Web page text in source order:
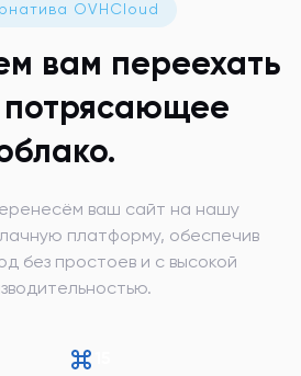
OVHCloud
вам переехать
ваш сайт на нашу
платформу, обеспечив
без простоев и с высокой